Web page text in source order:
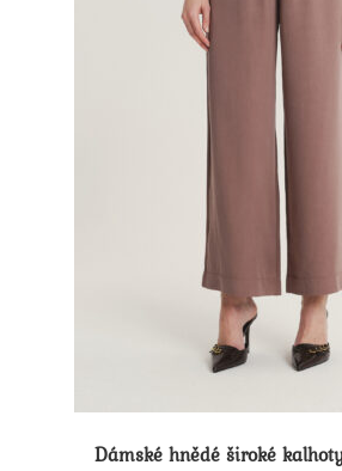
Dámské hnědé široké